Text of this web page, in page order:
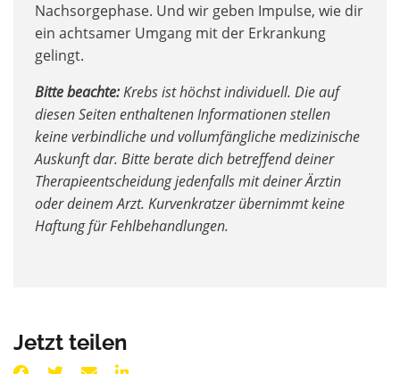
Nachsorgephase. Und wir geben Impulse, wie dir
ein achtsamer Umgang mit der Erkrankung
gelingt.
Bitte beachte:Krebs ist höchst individuell. Die auf
diesen Seiten enthaltenen Informationen stellen
keine verbindliche und vollumfängliche medizinische
Auskunft dar. Bitte berate dich betreffend deiner
Therapieentscheidung jedenfalls mit deiner Ärztin
oder deinem Arzt. Kurvenkratzer übernimmt keine
Haftung für Fehlbehandlungen.
Jetzt teilen